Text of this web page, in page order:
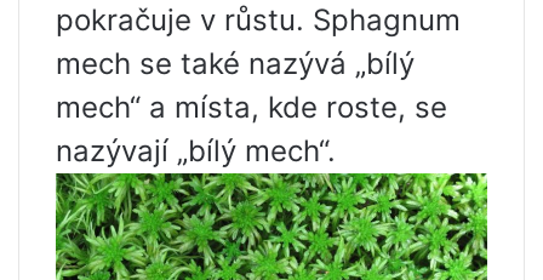
pokračuje v růstu. Sphagnum
mech se také nazývá „bílý
mech“ a místa, kde roste, se
nazývají „bílý mech“.